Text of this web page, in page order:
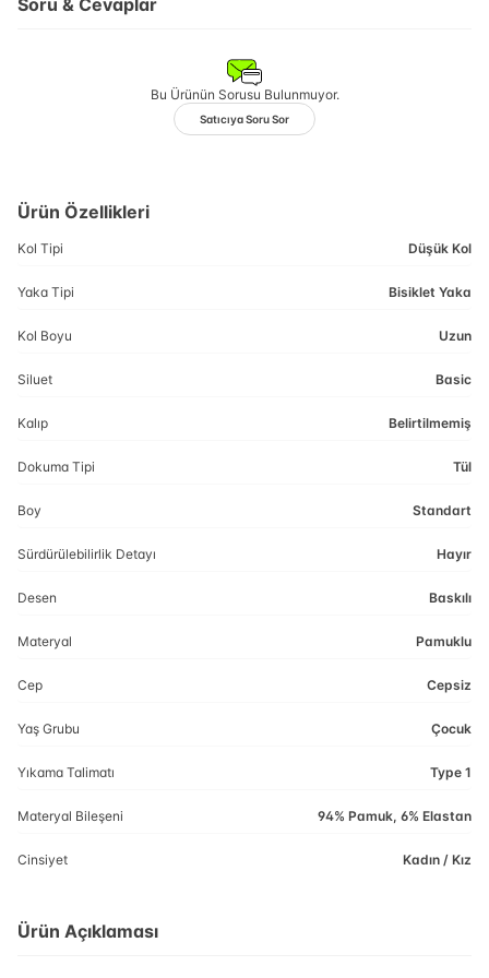
Bu Ürünün Sorusu Bulunmuyor.
Satıcıya Soru Sor
Ürün Özellikleri
Kol Tipi Düşük Kol
Yaka Tipi Bisiklet Yaka
Kol Boyu Uzun
Siluet Basic
Kalıp Belirtilmemiş
Dokuma Tipi Tül
Boy Standart
Sürdürülebilirlik Detayı Hayır
Desen Baskılı
Materyal Pamuklu
Cep Cepsiz
Yaş Grubu Çocuk
Yıkama Talimatı Type 1
Materyal Bileşeni 94% Pamuk, 6% Elastan
Cinsiyet Kadın / Kız
Ürün Açıklaması